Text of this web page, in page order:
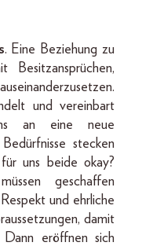
. Eine Beziehung zu
und vereinbart
an eine neue
stecken
uns beide okay?
geschaffen
und ehrliche
damit
Dann eröffnen sich